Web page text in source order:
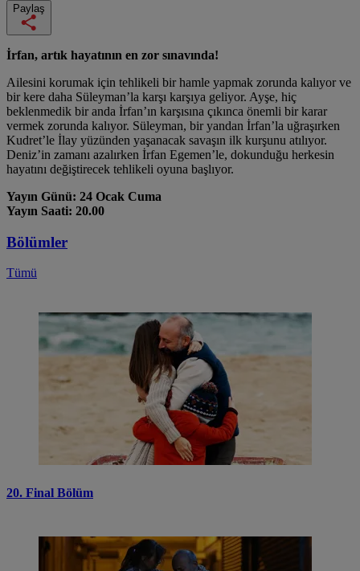
Paylaş
İrfan, artık hayatının en zor sınavında!
Ailesini korumak için tehlikeli bir hamle yapmak zorunda kalıyor ve
bir kere daha Süleyman’la karşı karşıya geliyor. Ayşe, hiç
beklenmedik bir anda İrfan’ın karşısına çıkınca önemli bir karar
vermek zorunda kalıyor. Süleyman, bir yandan İrfan’la uğraşırken
Kudret’le İlay yüzünden yaşanacak savaşın ilk kurşunu atılıyor.
Deniz’in zamanı azalırken İrfan Egemen’le, dokunduğu herkesin
hayatını değiştirecek tehlikeli oyuna başlıyor.
Yayın Günü: 24 Ocak Cuma
Yayın Saati: 20.00
Bölümler
Tümü
20. Final Bölüm